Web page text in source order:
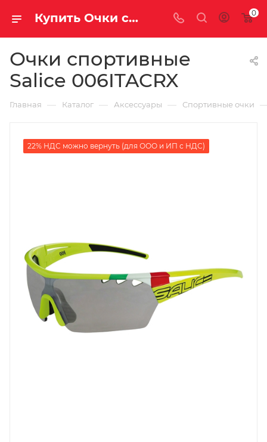
Купить Очки спортивные Salice 006ITACRX за рублей, а со скидкой 0
Очки спортивные
Salice 006ITACRX
Главная — Каталог — Аксессуары — Спортивные очки
22% НДС можно вернуть (для ООО и ИП с НДС)